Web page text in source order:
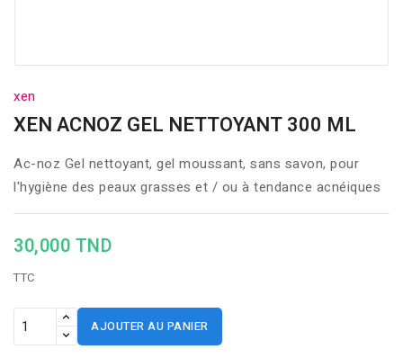
xen
XEN ACNOZ GEL NETTOYANT 300 ML
Ac-noz Gel nettoyant, gel moussant, sans savon, pour
l'hygiène des peaux grasses et / ou à tendance acnéiques
30,000 TND
TTC
AJOUTER AU PANIER